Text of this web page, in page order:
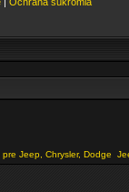
pre Jeep, Chrysler, Dodge